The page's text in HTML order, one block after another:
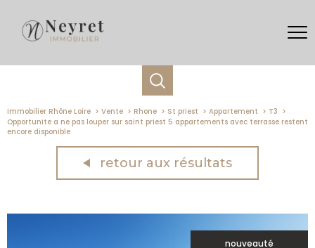
Immobilier Rhône Loire Vente Rhone St priest Appartement
T3
Opportunite a ne pas louper sur saint priest 5 appartements avec terrasse restent
encore disponible
retour aux résultats
nouveauté